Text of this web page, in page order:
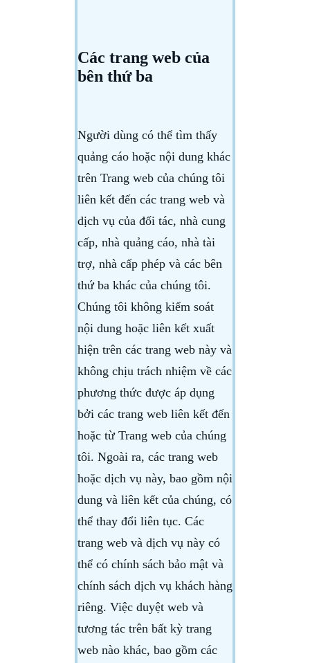
Các trang web của
bên thứ ba
Người dùng có thể tìm thấy
quảng cáo hoặc nội dung khác
trên Trang web của chúng tôi
liên kết đến các trang web và
dịch vụ của đối tác, nhà cung
cấp, nhà quảng cáo, nhà tài
trợ, nhà cấp phép và các bên
thứ ba khác của chúng tôi.
Chúng tôi không kiểm soát
nội dung hoặc liên kết xuất
hiện trên các trang web này và
không chịu trách nhiệm về các
phương thức được áp dụng
bởi các trang web liên kết đến
hoặc từ Trang web của chúng
tôi. Ngoài ra, các trang web
hoặc dịch vụ này, bao gồm nội
dung và liên kết của chúng, có
thể thay đổi liên tục. Các
trang web và dịch vụ này có
thể có chính sách bảo mật và
chính sách dịch vụ khách hàng
riêng. Việc duyệt web và
tương tác trên bất kỳ trang
web nào khác, bao gồm các